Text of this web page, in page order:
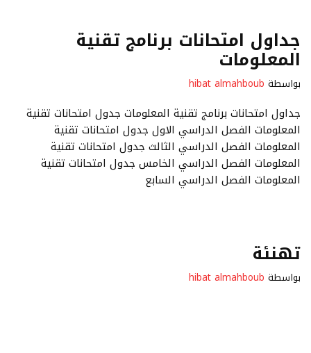
جداول امتحانات برنامج تقنية
المعلومات
بواسطة hibat almahboub
جداول امتحانات برنامج تقنية المعلومات جدول امتحانات تقنية
المعلومات الفصل الدراسي الاول جدول امتحانات تقنية
المعلومات الفصل الدراسي الثالث جدول امتحانات تقنية
المعلومات الفصل الدراسي الخامس جدول امتحانات تقنية
المعلومات الفصل الدراسي السابع
تهنئة
بواسطة hibat almahboub